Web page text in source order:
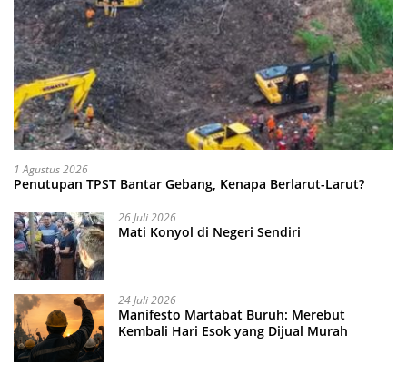
1 Agustus 2026
Penutupan TPST Bantar Gebang, Kenapa Berlarut-Larut?
26 Juli 2026
Mati Konyol di Negeri Sendiri
24 Juli 2026
Manifesto Martabat Buruh: Merebut
Kembali Hari Esok yang Dijual Murah